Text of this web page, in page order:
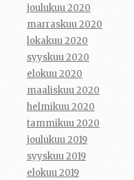
joulukuu 2020
marraskuu 2020
lokakuu 2020
syyskuu 2020
elokuu 2020
maaliskuu 2020
helmikuu 2020
tammikuu 2020
joulukuu 2019
syyskuu 2019
elokuu 2019